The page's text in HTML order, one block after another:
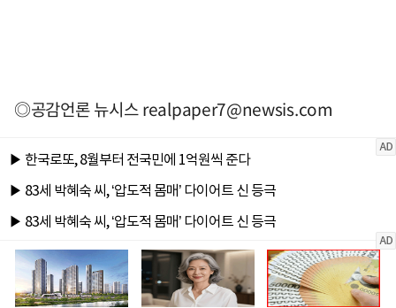
◎공감언론 뉴시스realpaper7@newsis.com